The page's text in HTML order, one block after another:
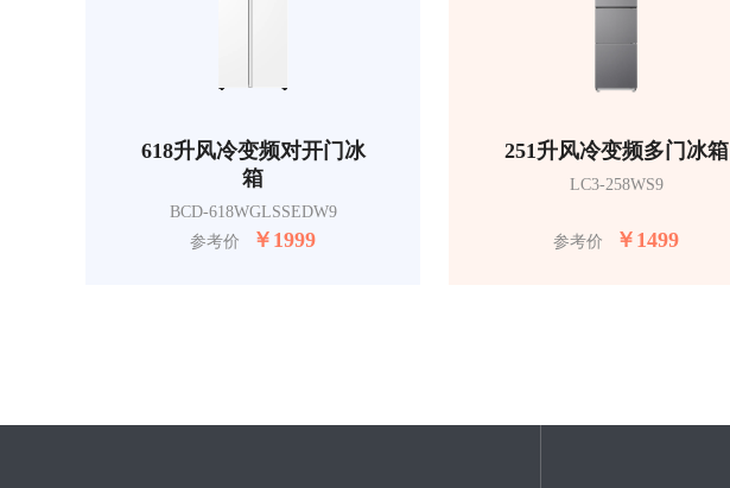
618升风冷变频对开门冰
箱
BCD-618WGLSSEDW9
参考价
￥ 1999
251升风冷变频多门冰箱
LC3-258WS9
参考价 ￥ 1499